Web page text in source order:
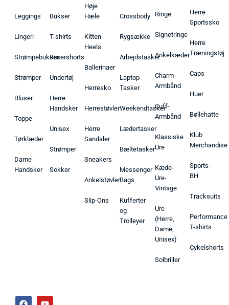
Leggings
Lingeri
Strømpebukser
Strømper
Bluser
Toppe
Tørklæder
Dame
Handsker
Bukser
T-shirts
Boxershorts
Undertøj
Herre
Handsker
Unisex
Strømper
Sokker
Høje
Hæle
Kitten
Heels
Ballerinaer
Herresko
Herrestøvler
Herre
Sandaler
Sneakers
Ankelstøvler
Slip-Ons
Crossbody
Rygsække
Arbejdstasker
Laptop-
Tasker
Weekendtasker
Lædertasker
Bæltetasker
Messenger
Bags
Kufferter
og
Trolleyer
Ringe
Signetringe
Ankelkæder
Charm-
Armbånd
Cuff-
Armbånd
Klassiske
Ure
Kæde-
Ure-
Vintage
Ure
(Herre,
Dame,
Unisex)
Solbriller
Herre
Sportssko
Herre
Træningstøj
Caps
Huer
Bøllehatte
Klub
Merchandise
Sports-
BH
Tracksuits
Performance
T-shirts
Cykelshorts